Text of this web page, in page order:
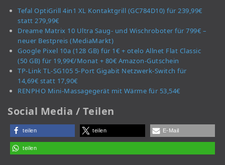
Tefal OptiGrill 4in1 XL Kontaktgrill (GC784D10) für 239,99€
statt 279,99€
Dreame Matrix 10 Ultra Saug- und Wischroboter für 799€ –
neuer Bestpreis (MediaMarkt)
Google Pixel 10a (128 GB) für 1€ + otelo Allnet Flat Classic
(50 GB) für 19,99€/Monat + 80€ Amazon-Gutschein
TP-Link TL-SG105 5-Port Gigabit Netzwerk-Switch für
14,69€ statt 17,90€
RENPHO Mini-Massagegerät mit Wärme für 53,54€
Social Media / Teilen
teilen teilen E-Mail
teilen